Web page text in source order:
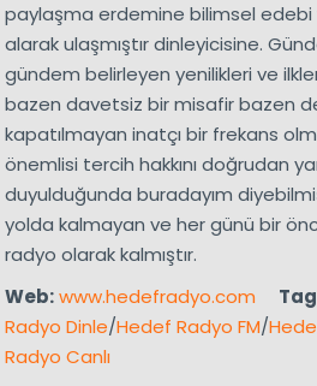
paylaşma erdemine bilimsel edebi
alarak ulaşmıştır dinleyicisine.
gündem belirleyen yenilikleri ve
bazen davetsiz bir misafir bazen
kapatılmayan inatçı bir frekans
önemlisi tercih hakkını doğrudan
duyulduğunda buradayım
yolda kalmayan ve her günü bir
radyo olarak kalmıştır.
Web:www.hedefradyo.com
Radyo Dinle/Hedef Radyo FM/
Radyo Canlı